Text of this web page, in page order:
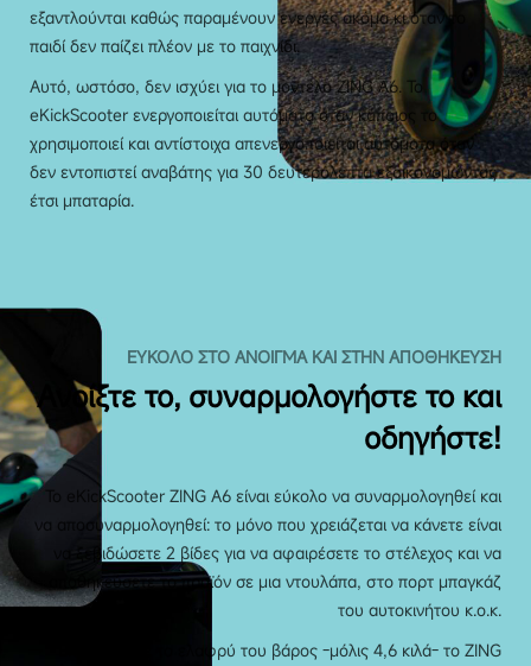
εξαντλούνται καθώς παραμένουν ενεργές ακόμα κι όταν το
παιδί δεν παίζει πλέον με το παιχνίδι.
Αυτό, ωστόσο, δεν ισχύει για το μοντέλο ZING A6. Το
eKickScooter ενεργοποιείται αυτόματα όταν κάποιος το
χρησιμοποιεί και αντίστοιχα απενεργοποιείται αυτόματα όταν
δεν εντοπιστεί αναβάτης για 30 δευτερόλεπτα εξοικονομώντας
έτσι μπαταρία.
ΕΎΚΟΛΟ ΣΤΟ ΆΝΟΙΓΜΑ ΚΑΙ ΣΤΗΝ ΑΠΟΘΉΚΕΥΣΗ
Ανοίξτε το, συναρμολογήστε το και
οδηγήστε!
Το eKickScooter ZING A6 είναι εύκολο να συναρμολογηθεί και
να αποσυναρμολογηθεί: το μόνο που χρειάζεται να κάνετε είναι
να ξεβιδώσετε 2 βίδες για να αφαιρέσετε το στέλεχος και να
αποθηκεύσετε το προϊόν σε μια ντουλάπα, στο πορτ μπαγκάζ
του αυτοκινήτου κ.ο.κ.
Επιπλέον, με το ελαφρύ του βάρος -μόλις 4,6 κιλά- το ZING